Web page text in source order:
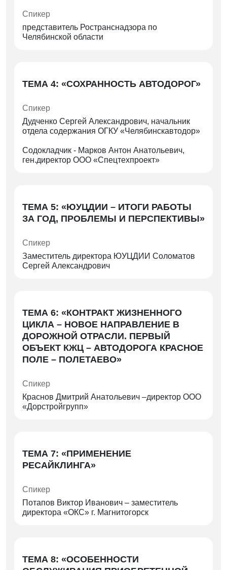
Спикер
представитель Ространснадзора по
Челябинской области
ТЕМА 4: «СОХРАННОСТЬ АВТОДОРОГ»
Спикер
Дудченко Сергей Александрович, начальник
отдела содержания ОГКУ «Челябинскавтодор»
Содокладчик - Марков Антон Анатольевич,
ген.директор ООО «Спецтехпроект»
ТЕМА 5: «ЮУЦДИИ – ИТОГИ РАБОТЫ
ЗА ГОД, ПРОБЛЕМЫ И ПЕРСПЕКТИВЫ»
Спикер
Заместитель директора ЮУЦДИИ Соломатов
Сергей Александрович
ТЕМА 6: «КОНТРАКТ ЖИЗНЕННОГО
ЦИКЛА – НОВОЕ НАПРАВЛЕНИЕ В
ДОРОЖНОЙ ОТРАСЛИ. ПЕРВЫЙ
ОБЪЕКТ КЖЦ – АВТОДОРОГА КРАСНОЕ
ПОЛЕ – ПОЛЕТАЕВО»
Спикер
Краснов Дмитрий Анатольевич –директор ООО
«Дорстройгрупп»
ТЕМА 7: «ПРИМЕНЕНИЕ
РЕСАЙКЛИНГА»
Спикер
Потапов Виктор Иванович – заместитель
директора «ОКС» г. Магнитогорск
ТЕМА 8: «ОСОБЕННОСТИ